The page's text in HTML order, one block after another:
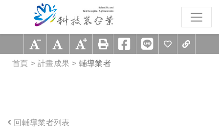
跳到主要內容區塊
首頁 計畫成果 輔導業者
回輔導業者列表